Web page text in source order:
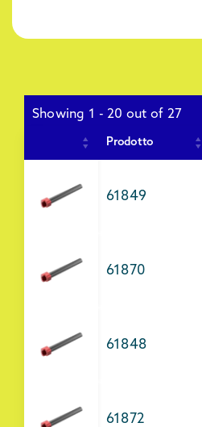
Showing 1 - 20 out of 27
Prodotto
61849
61870
61848
61872